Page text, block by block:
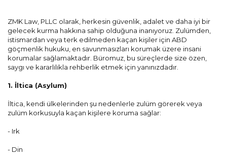
Aile Hukuku
KAYNAKLAR
İLETİŞİM
ZMK Law, PLLC olarak, herkesin güvenlik, adalet ve daha iyi bir
gelecek kurma hakkına sahip olduğuna inanıyoruz. Zulümden,
istismardan veya terk edilmeden kaçan kişiler için ABD
göçmenlik hukuku, en savunmasızları korumak üzere insani
korumalar sağlamaktadır. Büromuz, bu süreçlerde size özen,
saygı ve kararlılıkla rehberlik etmek için yanınızdadır.
1. İltica (Asylum)
İltica, kendi ülkelerinden şu nedenlerle zulüm görerek veya
zulüm korkusuyla kaçan kişilere koruma sağlar:
- Irk
- Din